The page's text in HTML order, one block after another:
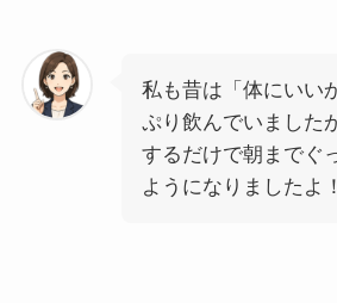
私も昔は「体にいい
ぷり飲んでいました
するだけで朝までぐ
ようになりましたよ！